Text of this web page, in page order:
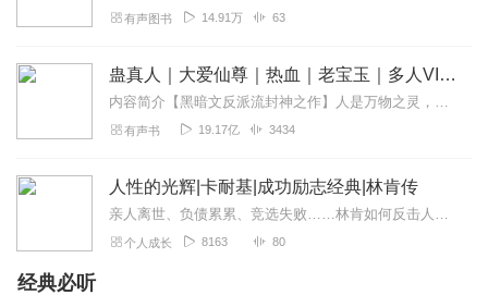
有声图书 14.91万 63
蛊真人｜大爱仙尊｜热血｜老宝玉｜多人VIP免费有声剧
内容简介【黑暗文反派流封神之作】人是万物之灵，蛊是天地真精。一个穿越者不断重生的故事。一个养蛊、炼蛊、用蛊的奇特世界。配音组（男角色）老宝玉旁白...
有声书 19.17亿 3434
人性的光辉|卡耐基|成功励志经典|林肯传
亲人离世、负债累累、竞选失败……林肯如何反击人生绝境？
个人成长 8163 80
经典必听